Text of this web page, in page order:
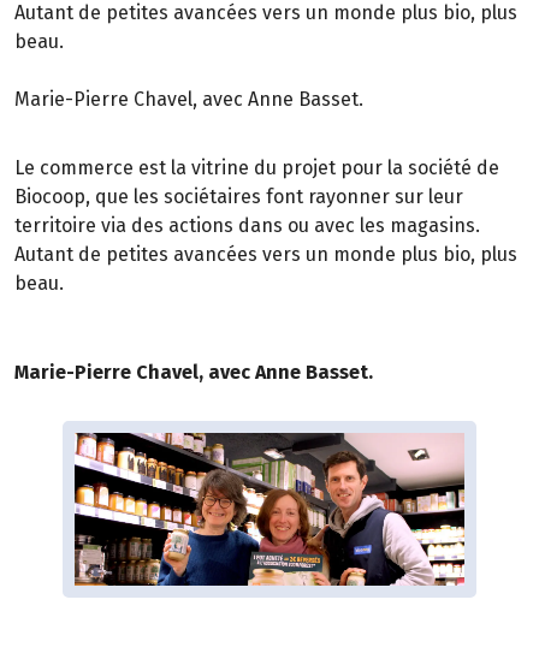
Autant de petites avancées vers un monde plus bio, plus
beau.
Marie-Pierre Chavel, avec Anne Basset.
Le commerce est la vitrine du projet pour la société de
Biocoop, que les sociétaires font rayonner sur leur
territoire via des actions dans ou avec les magasins.
Autant de petites avancées vers un monde plus bio, plus
beau.
Marie-Pierre Chavel, avec Anne Basset.